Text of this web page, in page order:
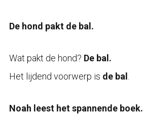
De hond pakt de bal.
Wat pakt de hond? De bal.
Het lijdend voorwerp is de bal
Noah leest het spannende boek.